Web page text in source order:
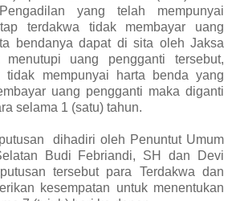
yang telah mempunyai
terdakwa tidak membayar uang
bendanya dapat di sita oleh Jaksa
uang pengganti tersebut,
tidak mempunyai harta benda yang
uang pengganti maka diganti
selama 1 (satu) tahun.
dihadiri oleh Penuntut Umum
Budi Febriandi, SH dan Devi
tersebut para Terdakwa dan
kesempatan untuk menentukan